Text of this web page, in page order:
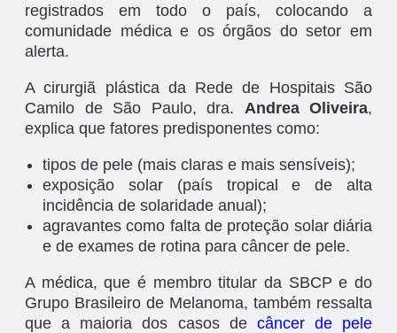
registrados em todo o país, colocando a
comunidade médica e os órgãos do setor em
alerta.
A cirurgiã plástica da Rede de Hospitais São
Camilo de São Paulo, dra. Andrea Oliveira,
explica que fatores predisponentes como:
tipos de pele (mais claras e mais sensíveis);
exposição solar (país tropical e de alta
incidência de solaridade anual);
agravantes como falta de proteção solar diária
e de exames de rotina para câncer de pele.
A médica, que é membro titular da SBCP e do
Grupo Brasileiro de Melanoma, também ressalta
que a maioria dos casos de câncer de pele